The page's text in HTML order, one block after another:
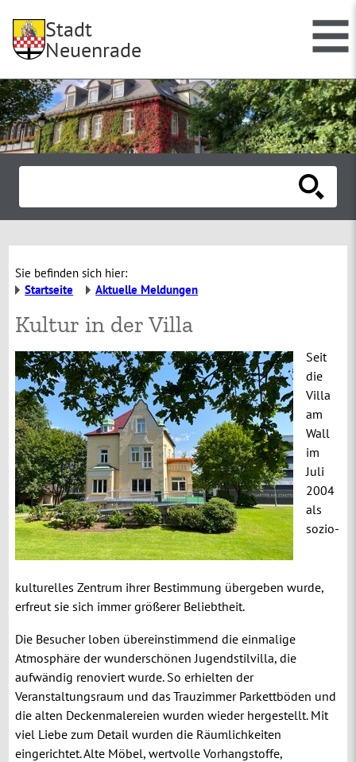
Stadt
Neuenrade
Sie befinden sich hier:
Startseite
Aktuelle Meldungen
Kultur in der Villa
Seit
die
Villa
am
Wall
im
Juli
2004
als
sozio-
kulturelles Zentrum ihrer Bestimmung übergeben wurde,
erfreut sie sich immer größerer Beliebtheit.
Die Besucher loben übereinstimmend die einmalige
Atmosphäre der wunderschönen Jugendstilvilla, die
aufwändig renoviert wurde. So erhielten der
Veranstaltungsraum und das Trauzimmer Parkettböden und
die alten Deckenmalereien wurden wieder hergestellt. Mit
viel Liebe zum Detail wurden die Räumlichkeiten
eingerichtet. Alte Möbel, wertvolle Vorhangstoffe,